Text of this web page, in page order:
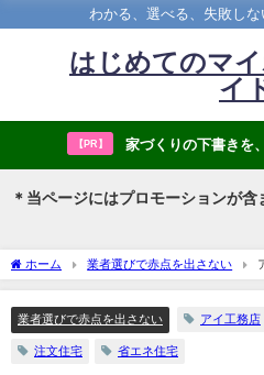
わかる、選べる、失敗しな
はじめてのマ
イ
【PR】 家づくりの下書きを
＊当ページにはプロモーションが含
ホーム 業者選びで赤点を出さない
が最適な理由
業者選びで赤点を出さない アイ工務店
注文住宅 省エネ住宅